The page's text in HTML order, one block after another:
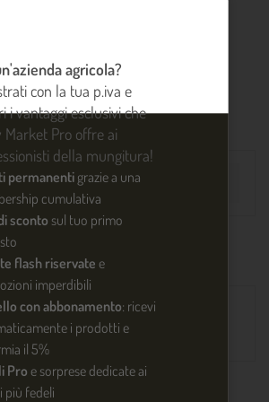
prodotto
DM000278
una recensione !
agricola?
con la tua p.iva e
i vantaggi esclusivi che
Market Pro offre ai
della mungitura!
permanentigrazie a una
cumulativa
sconto sul tuo primo
flash riservate e
imperdibili
con abbonamento: ricevi
i prodotti e
il 5%
Pro e sorprese dedicate ai
più fedeli